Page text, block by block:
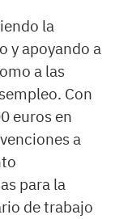
la
y apoyando a
a las
Con
euros en
a
para la
de trabajo